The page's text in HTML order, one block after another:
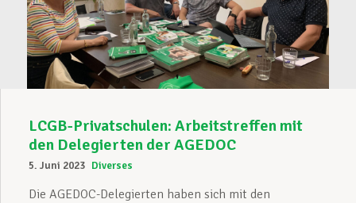
LCGB-Privatschulen: Arbeitstreffen mit
den Delegierten der AGEDOC
5. Juni 2023 Diverses
Die AGEDOC-Delegierten haben sich mit den